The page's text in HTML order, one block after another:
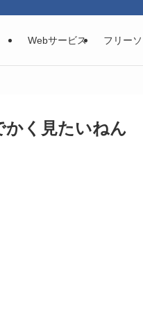
Webサービス フリー
かく見たいねん